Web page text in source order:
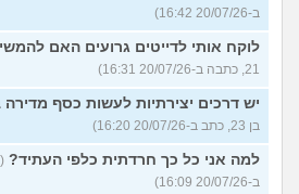
ב-20/07/26 16:42)
לוקח אותי לדייטים גרועים האם
21, כתבה ב-20/07/26 16:31)
יש דרכים יצירתיות לעשות כסף
בן 23, כתב ב-20/07/26 16:20)
למה אני כל כך חרדתית כלפי העתיד?
ב-20/07/26 16:09)